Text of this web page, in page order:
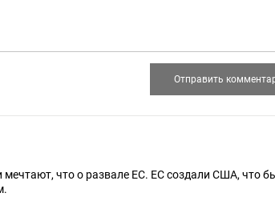
что о развале ЕС. ЕС создали США, что